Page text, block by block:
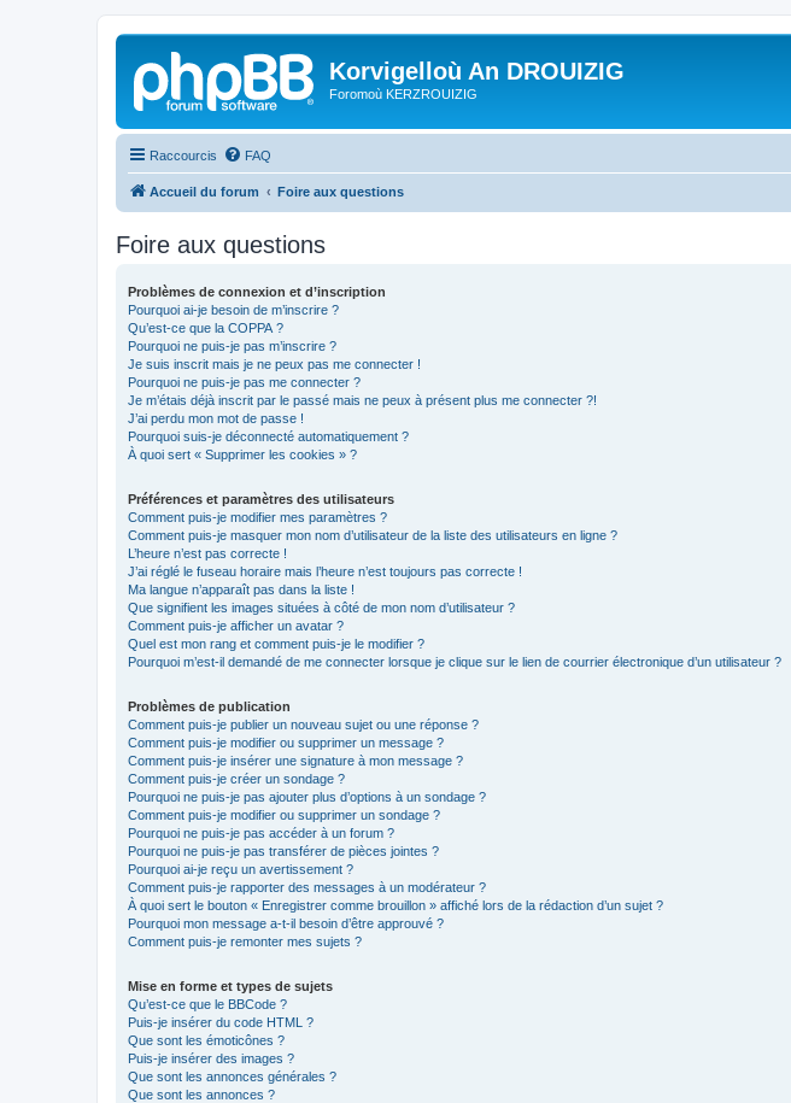
Korvigelloù An DROUIZIG
Foromoù KERZROUIZIG
Raccourcis FAQ
Accueil du forum Foire aux questions
Foire aux questions
Problèmes de connexion et d’inscription
Pourquoi ai-je besoin de m’inscrire ?
Qu’est-ce que la COPPA ?
Pourquoi ne puis-je pas m’inscrire ?
Je suis inscrit mais je ne peux pas me connecter !
Pourquoi ne puis-je pas me connecter ?
Je m’étais déjà inscrit par le passé mais ne peux à présent plus me connecter ?!
J’ai perdu mon mot de passe !
Pourquoi suis-je déconnecté automatiquement ?
À quoi sert « Supprimer les cookies » ?
Préférences et paramètres des utilisateurs
Comment puis-je modifier mes paramètres ?
Comment puis-je masquer mon nom d’utilisateur de la liste des utilisateurs en ligne ?
L’heure n’est pas correcte !
J’ai réglé le fuseau horaire mais l’heure n’est toujours pas correcte !
Ma langue n’apparaît pas dans la liste !
Que signifient les images situées à côté de mon nom d’utilisateur ?
Comment puis-je afficher un avatar ?
Quel est mon rang et comment puis-je le modifier ?
Pourquoi m’est-il demandé de me connecter lorsque je clique sur le lien de courrier électronique d’un utilisateur ?
Problèmes de publication
Comment puis-je publier un nouveau sujet ou une réponse ?
Comment puis-je modifier ou supprimer un message ?
Comment puis-je insérer une signature à mon message ?
Comment puis-je créer un sondage ?
Pourquoi ne puis-je pas ajouter plus d’options à un sondage ?
Comment puis-je modifier ou supprimer un sondage ?
Pourquoi ne puis-je pas accéder à un forum ?
Pourquoi ne puis-je pas transférer de pièces jointes ?
Pourquoi ai-je reçu un avertissement ?
Comment puis-je rapporter des messages à un modérateur ?
À quoi sert le bouton « Enregistrer comme brouillon » affiché lors de la rédaction d’un sujet ?
Pourquoi mon message a-t-il besoin d’être approuvé ?
Comment puis-je remonter mes sujets ?
Mise en forme et types de sujets
Qu’est-ce que le BBCode ?
Puis-je insérer du code HTML ?
Que sont les émoticônes ?
Puis-je insérer des images ?
Que sont les annonces générales ?
Que sont les annonces ?